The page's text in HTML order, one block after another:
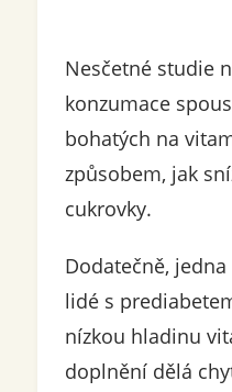
Nesčetné studie
konzumace
bohatých na
způsobem, jak
cukrovky.
Dodatečně,
lidé s
nízkou hladinu
doplnění dělá